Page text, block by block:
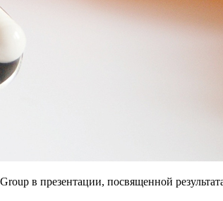
в презентации, посвященной